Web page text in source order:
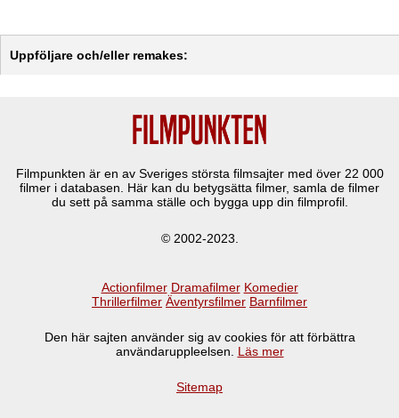
Uppföljare och/eller remakes:
Filmpunkten är en av Sveriges största filmsajter med över 22 000
filmer i databasen. Här kan du betygsätta filmer, samla de filmer
du sett på samma ställe och bygga upp din filmprofil.
© 2002-2023.
Actionfilmer Dramafilmer Komedier
Thrillerfilmer Äventyrsfilmer Barnfilmer
Den här sajten använder sig av cookies för att förbättra
användaruppleelsen. Läs mer
Sitemap